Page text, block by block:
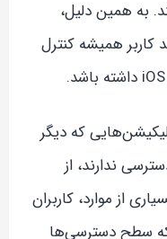
به همین دلیل،
همیشه کنترل
که دیگر
ندارند، از
از موارد، کاربران
سطح دسترسی‌ها